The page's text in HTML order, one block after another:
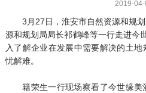
2019-04-
3月27日，淮安市自然资源和规划
源和规划局局长祁鹤峰等一行走进今
入了解企业在发展中需要解决的土
忧解难。
籍荣生一行现场察看了今世缘美